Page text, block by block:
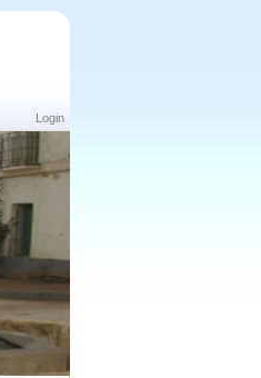
Login